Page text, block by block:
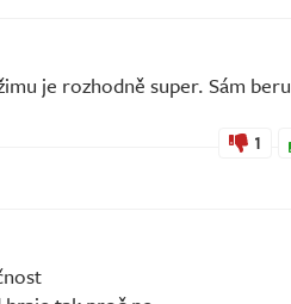
je rozhodně super. Sám beru
1